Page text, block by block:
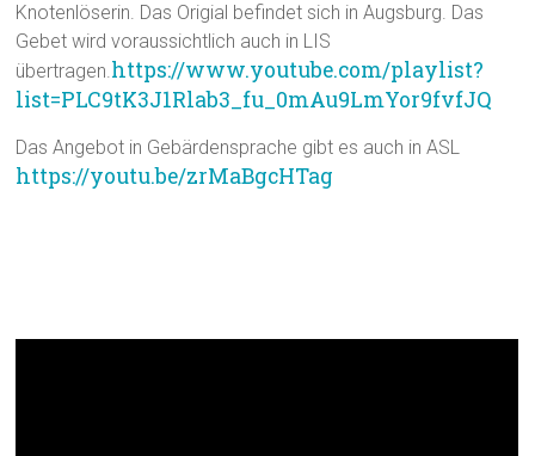
Knotenlöserin. Das Origial befindet sich in Augsburg. Das
Gebet wird voraussichtlich auch in LIS
übertragen.https://www.youtube.com/playlist?
list=PLC9tK3J1Rlab3_fu_0mAu9LmYor9fvfJQ
Das Angebot in Gebärdensprache gibt es auch in ASL
https://youtu.be/zrMaBgcHTag